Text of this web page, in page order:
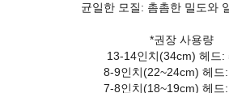
균일한 모질: 촘촘한 밀도와
*권장 사용량
13-14인치(34cm) 헤드:
8-9인치(22~24cm) 헤드
7-8인치(18~19cm) 헤드